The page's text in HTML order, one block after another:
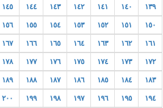
١٣٩ ١٤٠ ١٤١ ١٤٢ ١٤٣ ١٤٤ ١٤٥
١٥٠ ١٥١ ١٥٢ ١٥٣ ١٥٤ ١٥٥ ١٥٦
١٦١ ١٦٢ ١٦٣ ١٦٤ ١٦٥ ١٦٦ ١٦٧
١٧٢ ١٧٣ ١٧٤ ١٧٥ ١٧٦ ١٧٧ ١٧٨
١٨٣ ١٨٤ ١٨٥ ١٨٦ ١٨٧ ١٨٨ ١٨٩
١٩٤ ١٩٥ ١٩٦ ١٩٧ ١٩٨ ١٩٩ ٢٠٠